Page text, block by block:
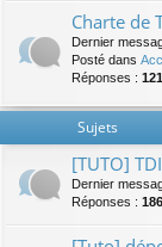
Charte de
Dernier
Posté dans
Réponses : 121
Sujets
[TUTO]
Dernier
Réponses : 186